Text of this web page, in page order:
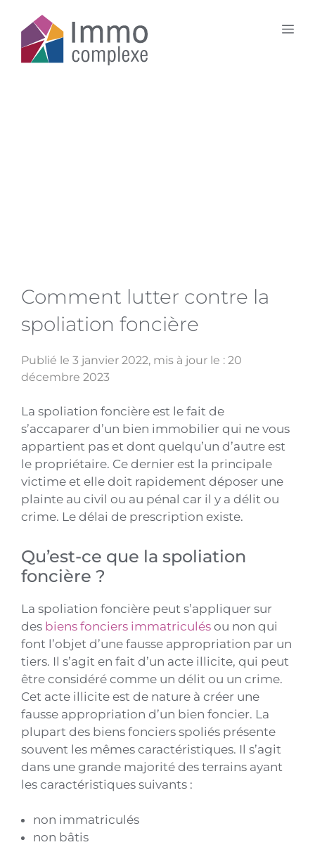
contenu
Comment lutter contre la
spoliation foncière
Publié le 3 janvier 2022, mis à jour le : 20
décembre 2023
La spoliation foncière est le fait de
s’accaparer d’un bien immobilier qui ne vous
appartient pas et dont quelqu’un d’autre est
le propriétaire. Ce dernier est la principale
victime et elle doit rapidement déposer une
plainte au civil ou au pénal car il y a délit ou
crime. Le délai de prescription existe.
Qu’est-ce que la spoliation
foncière ?
La spoliation foncière peut s’appliquer sur
des biens fonciers immatriculés ou non qui
font l’objet d’une fausse appropriation par un
tiers. Il s’agit en fait d’un acte illicite, qui peut
être considéré comme un délit ou un crime.
Cet acte illicite est de nature à créer une
fausse appropriation d’un bien foncier. La
plupart des biens fonciers spoliés présente
souvent les mêmes caractéristiques. Il s’agit
dans une grande majorité des terrains ayant
les caractéristiques suivants :
non immatriculés
non bâtis